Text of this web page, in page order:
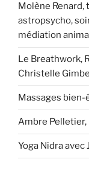
Molène
astropsycho,
médiation
Le Breathwork,
Christelle
Massages bien-
Ambre
Yoga Nidra avec